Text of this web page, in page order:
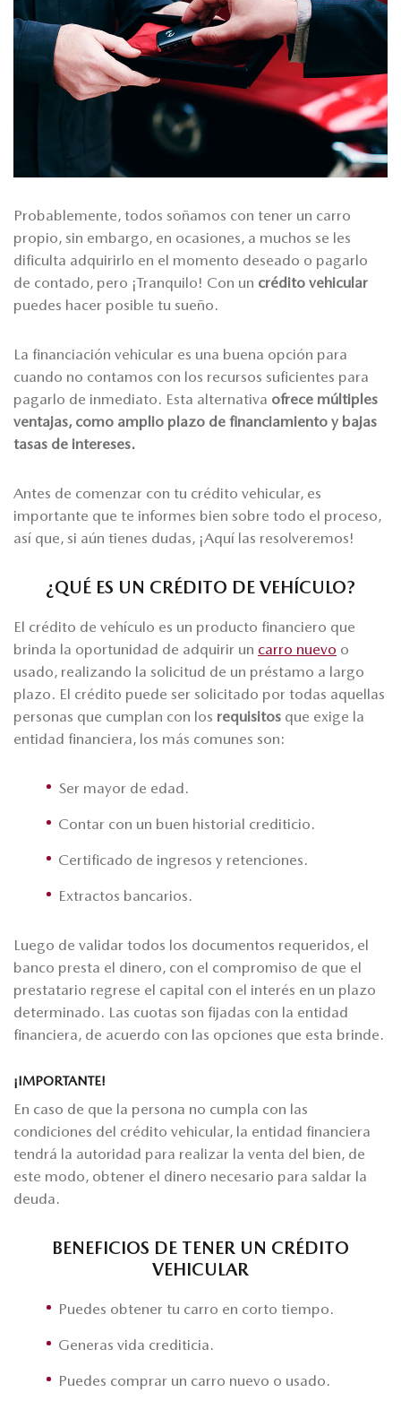
Probablemente, todos soñamos con tener un carro
propio, sin embargo, en ocasiones, a muchos se les
dificulta adquirirlo en el momento deseado o pagarlo
de contado, pero ¡Tranquilo! Con un crédito vehicular
puedes hacer posible tu sueño.
La financiación vehicular es una buena opción para
cuando no contamos con los recursos suficientes para
pagarlo de inmediato. Esta alternativa ofrece múltiples
ventajas, como amplio plazo de financiamiento y bajas
tasas de intereses.
Antes de comenzar con tu crédito vehicular, es
importante que te informes bien sobre todo el proceso,
así que, si aún tienes dudas, ¡Aquí las resolveremos!
¿QUÉ ES UN CRÉDITO DE VEHÍCULO?
El crédito de vehículo es un producto financiero que
brinda la oportunidad de adquirir un carro nuevo o
usado, realizando la solicitud de un préstamo a largo
plazo. El crédito puede ser solicitado por todas aquellas
personas que cumplan con los requisitos que exige la
entidad financiera, los más comunes son:
Ser mayor de edad.
Contar con un buen historial crediticio.
Certificado de ingresos y retenciones.
Extractos bancarios.
Luego de validar todos los documentos requeridos, el
banco presta el dinero, con el compromiso de que el
prestatario regrese el capital con el interés en un plazo
determinado. Las cuotas son fijadas con la entidad
financiera, de acuerdo con las opciones que esta brinde.
¡IMPORTANTE!
En caso de que la persona no cumpla con las
condiciones del crédito vehicular, la entidad financiera
tendrá la autoridad para realizar la venta del bien, de
este modo, obtener el dinero necesario para saldar la
deuda.
BENEFICIOS DE TENER UN CRÉDITO
VEHICULAR
Puedes obtener tu carro en corto tiempo.
Generas vida crediticia.
Puedes comprar un carro nuevo o usado.